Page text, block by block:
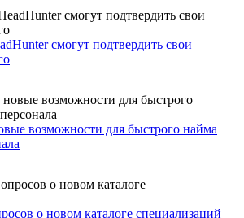
смогут подтвердить свои
возможности для быстрого найма
о новом каталоге специализаций